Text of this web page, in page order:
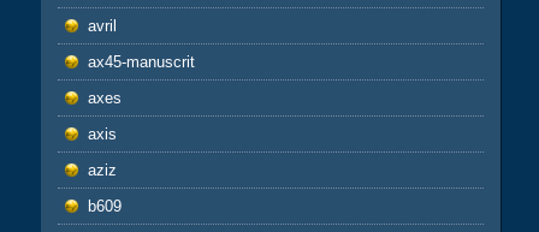
avril
ax45-manuscrit
axes
axis
aziz
b609